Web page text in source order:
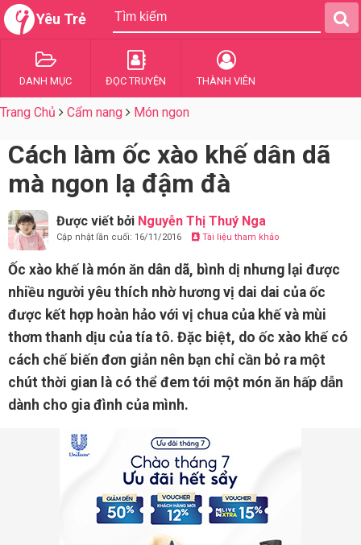
Yêu Trẻ
DANH MỤC ĐỌC TRUYỆN THÀNH VIÊN
Trang Chủ Cẩm nang Món ngon
Cách làm ốc xào khế dân dã
mà ngon lạ đậm đà
Được viết bởi Nguyễn Thị Thuý Nga
Cập nhật lần cuối: 16/11/2016 Tài liệu tham khảo
Ốc xào khế là món ăn dân dã, bình dị nhưng lại được
nhiều người yêu thích nhờ hương vị dai dai của ốc
được kết hợp hoàn hảo với vị chua của khế và mùi
thơm thanh dịu của tía tô. Đặc biệt, do ốc xào khế có
cách chế biến đơn giản nên bạn chỉ cần bỏ ra một
chút thời gian là có thể đem tới một món ăn hấp dẫn
dành cho gia đình của mình.